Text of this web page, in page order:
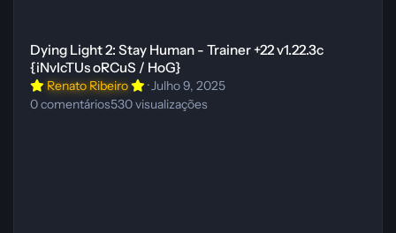
Dying Light 2: Stay Human - Trainer +22 v1.22.3c
{iNvIcTUs oRCuS / HoG}
Renato Ribeiro ·Julho 9, 2025
0comentários530visualizações